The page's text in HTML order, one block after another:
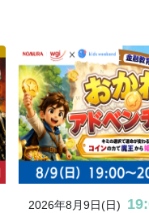
2026年8月9日(日)